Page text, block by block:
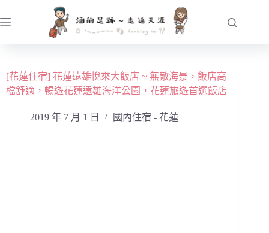
至
容[花蓮住宿] 花蓮遠雄悅來大飯店 ~ 無敵海景，飯店高
檔舒適，暢遊花蓮遠雄海洋公園，花蓮旅遊首選飯店
2019 年 7 月 1 日 國內住宿 - 花蓮